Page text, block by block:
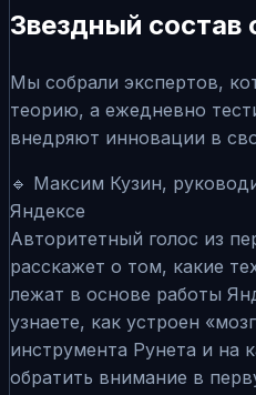
Звездный состав
Мы собрали экспертов,
теорию, а ежедневно
внедряют инновации в
🔹 Максим Кузин,
Яндексе
Авторитетный голос из
расскажет о том, какие
лежат в основе работы
узнаете, как устроен
инструмента Рунета и на
обратить внимание в